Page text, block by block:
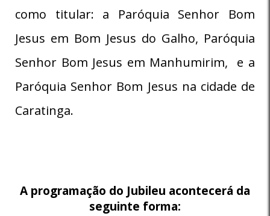
como titular: a Paróquia Senhor Bom
Jesus em Bom Jesus do Galho, Paróquia
Senhor Bom Jesus em Manhumirim, e a
Paróquia Senhor Bom Jesus na cidade de
Caratinga.
A programação do Jubileu acontecerá da
seguinte forma: